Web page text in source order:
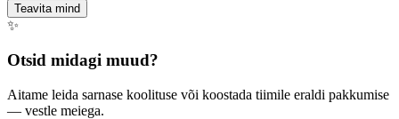
Teavita mind
✨
Otsid midagi muud?
Aitame leida sarnase koolituse või koostada tiimile eraldi pakkumise
— vestle meiega.